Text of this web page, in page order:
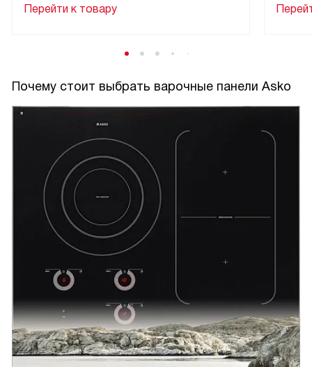
Перейти к товару
Почему стоит выбрать варочные панели Asko